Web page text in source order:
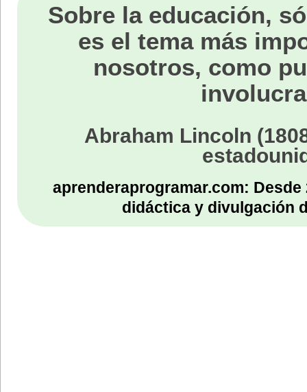
Sobre la educación,
es el tema más
nosotros, como
Abraham Lincoln
aprenderaprogramar.com:
didáctica y divulgación